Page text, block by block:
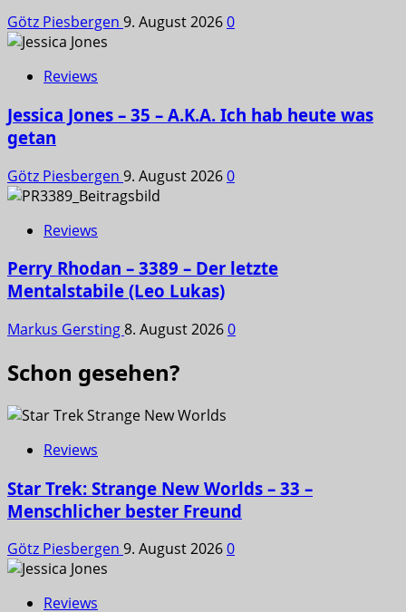
Götz Piesbergen 9. August 20260
Reviews
Jessica Jones – 35 – A.K.A. Ich hab heute was
getan
Götz Piesbergen 9. August 20260
Reviews
Perry Rhodan – 3389 – Der letzte
Mentalstabile (Leo Lukas)
Markus Gersting8. August 20260
Schon gesehen?
Reviews
Star Trek: Strange New Worlds – 33 –
Menschlicher bester Freund
Götz Piesbergen 9. August 20260
Reviews